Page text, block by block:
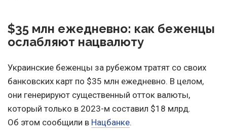
$35 млн ежедневно: как беженцы
ослабляют нацвалюту
Украинские беженцы за рубежом тратят со своих
банковских карт по $35 млн ежедневно. В целом,
они генерируют существенный отток валюты,
который только в 2023-м составил $18 млрд.
Об этом сообщили в Нацбанке.